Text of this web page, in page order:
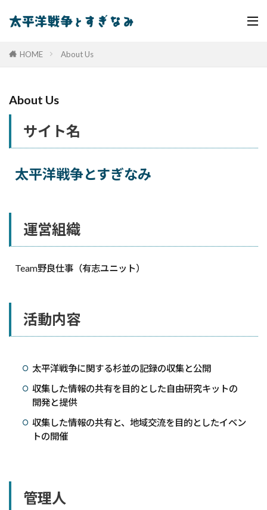
HOME About Us
About Us
サイト名
太平洋戦争とすぎなみ
運営組織
Team野良仕事（有志ユニット）
活動内容
太平洋戦争に関する杉並の記録の収集と公開
収集した情報の共有を目的とした自由研究キットの
開発と提供
収集した情報の共有と、地域交流を目的としたイベン
トの開催
管理人